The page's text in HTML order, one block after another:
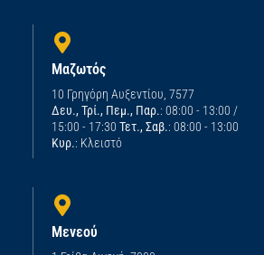
Μαζωτός
10 Γρηγόρη Αυξεντίου, 7577
Δευ., Τρί., Πεμ., Παρ.: 08:00 - 13:00 /
15:00 - 17:30 Τετ., Σαβ.: 08:00 - 13:00
Κυρ.: Κλειστό
Μενεού